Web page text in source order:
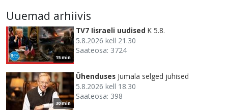
Uuemad arhiivis
15 min
TV7 Iisraeli uudised K 5.8.
5.8.2026 kell 21.30
Saateosa: 3724
30 min
Ühenduses Jumala selged juhised
5.8.2026 kell 18.30
Saateosa: 398